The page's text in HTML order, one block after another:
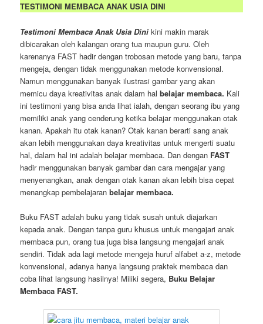
TESTIMONI MEMBACA ANAK USIA DINI
Testimoni Membaca Anak Usia Dini kini makin marak
dibicarakan oleh kalangan orang tua maupun guru. Oleh
karenanya FAST hadir dengan trobosan metode yang baru, tanpa
mengeja, dengan tidak menggunakan metode konvensional.
Namun menggunakan banyak ilustrasi gambar yang akan
memicu daya kreativitas anak dalam halbelajar membaca. Kali
ini testimoni yang bisa anda lihat ialah, dengan seorang ibu yang
memiliki anak yang cenderung ketika belajar menggunakan otak
kanan. Apakah itu otak kanan? Otak kanan berarti sang anak
akan lebih menggunakan daya kreativitas untuk mengerti suatu
hal, dalam hal ini adalah belajar membaca. Dan dengan FAST
hadir menggunakan banyak gambar dan cara mengajar yang
menyenangkan, anak dengan otak kanan akan lebih bisa cepat
menangkap pembelajaranbelajar membaca.
Buku FAST adalah buku yang tidak susah untuk diajarkan
kepada anak. Dengan tanpa guru khusus untuk mengajari anak
membaca pun, orang tua juga bisa langsung mengajari anak
sendiri. Tidak ada lagi metode mengeja huruf alfabet a-z, metode
konvensional, adanya hanya langsung praktek membaca dan
coba lihat langsung hasilnya! Miliki segera, Buku Belajar
Membaca FAST.